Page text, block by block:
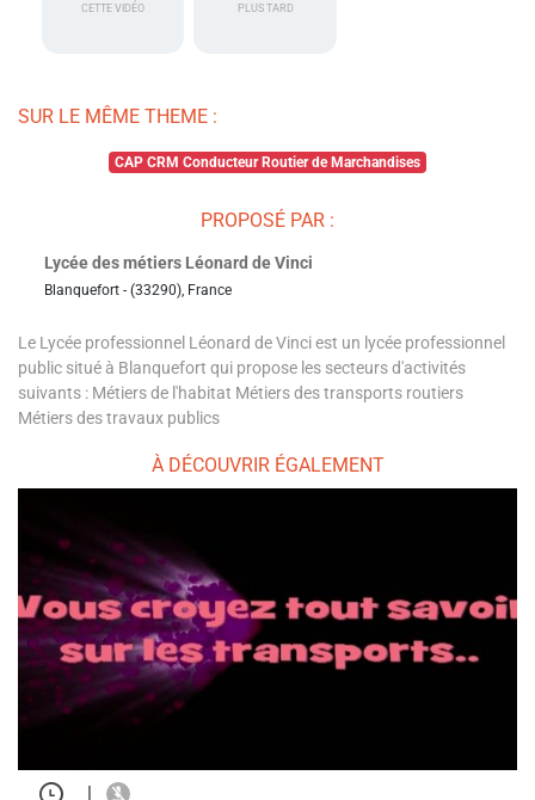
CETTE VIDÉO
PLUS TARD
SUR LE MÊME THEME :
CAP CRM Conducteur Routier de Marchandises
PROPOSÉ PAR :
Lycée des métiers Léonard de Vinci
Blanquefort - (33290), France
Le Lycée professionnel Léonard de Vinci est un lycée professionnel
public situé à Blanquefort qui propose les secteurs d'activités
suivants : Métiers de l'habitat Métiers des transports routiers
Métiers des travaux publics
À DÉCOUVRIR ÉGALEMENT
|